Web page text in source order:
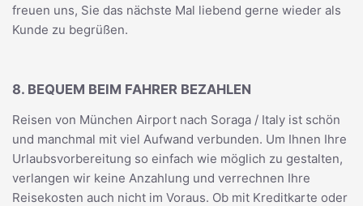
freuen uns, Sie das nächste Mal liebend gerne wieder als
Kunde zu begrüßen.
8. BEQUEM BEIM FAHRER BEZAHLEN
Reisen von München Airport nach Soraga / Italy ist schön
und manchmal mit viel Aufwand verbunden. Um Ihnen Ihre
Urlaubsvorbereitung so einfach wie möglich zu gestalten,
verlangen wir keine Anzahlung und verrechnen Ihre
Reisekosten auch nicht im Voraus. Ob mit Kreditkarte oder